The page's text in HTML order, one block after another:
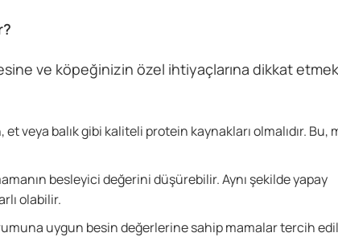
ve köpeğinizin özel ihtiyaçlarına dikkat
veya balık gibi kaliteli protein kaynakları olmalıdır. Bu,
besleyici değerini düşürebilir. Aynı şekilde yapay
olabilir.
uygun besin değerlerine sahip mamalar tercih